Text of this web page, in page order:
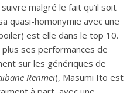
malgré le fait qu’il soit
quasi-homonymie avec une
est elle dans le top 10.
ses performances de
sur les génériques de
Renmei), Masumi Ito est